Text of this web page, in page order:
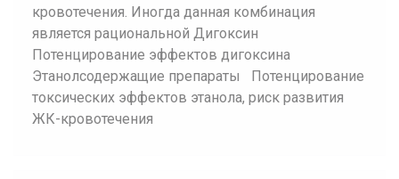
кровотечения. Иногда данная комбинация
является рациональной Дигоксин
Потенцирование эффектов дигоксина
Этанолсодержащие препараты Потенцирование
токсических эффектов этанола, риск развития
ЖК-кровотечения